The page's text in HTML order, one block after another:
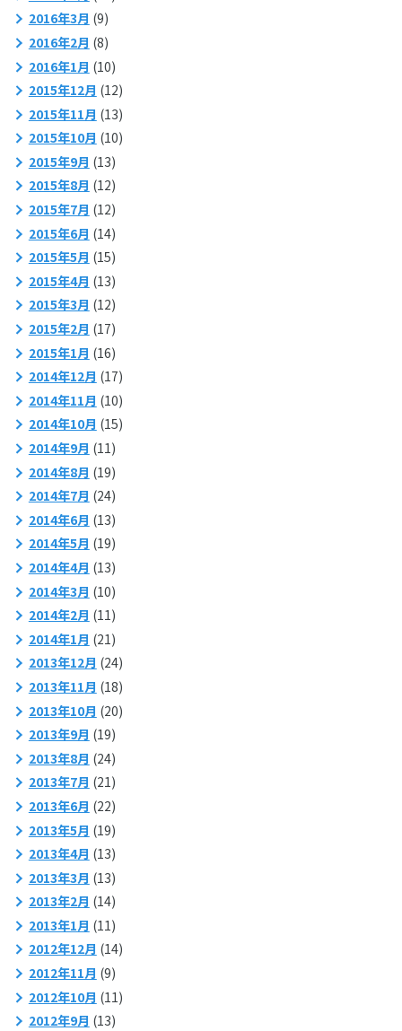
2016年3月 (9)
2016年2月 (8)
2016年1月 (10)
2015年12月 (12)
2015年11月 (13)
2015年10月 (10)
2015年9月 (13)
2015年8月 (12)
2015年7月 (12)
2015年6月 (14)
2015年5月 (15)
2015年4月 (13)
2015年3月 (12)
2015年2月 (17)
2015年1月 (16)
2014年12月 (17)
2014年11月 (10)
2014年10月 (15)
2014年9月 (11)
2014年8月 (19)
2014年7月 (24)
2014年6月 (13)
2014年5月 (19)
2014年4月 (13)
2014年3月 (10)
2014年2月 (11)
2014年1月 (21)
2013年12月 (24)
2013年11月 (18)
2013年10月 (20)
2013年9月 (19)
2013年8月 (24)
2013年7月 (21)
2013年6月 (22)
2013年5月 (19)
2013年4月 (13)
2013年3月 (13)
2013年2月 (14)
2013年1月 (11)
2012年12月 (14)
2012年11月 (9)
2012年10月 (11)
2012年9月 (13)